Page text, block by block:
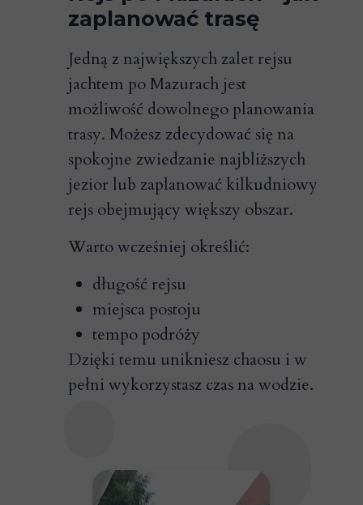
zaplanować trasę
Jedną z największych zalet rejsu
jachtem po Mazurach jest
możliwość dowolnego planowania
trasy. Możesz zdecydować się na
spokojne zwiedzanie najbliższych
jezior lub zaplanować kilkudniowy
rejs obejmujący większy obszar.
Warto wcześniej określić:
długość rejsu
miejsca postoju
tempo podróży
Dzięki temu unikniesz chaosu i w
pełni wykorzystasz czas na wodzie.